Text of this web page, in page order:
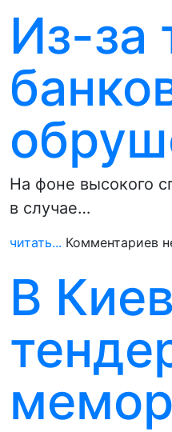
Из-за
На фоне высокого
в случае…
читать... Комментариев
В